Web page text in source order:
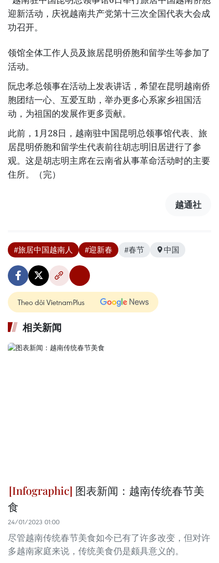
迎新活动，庆祝越南共产党第十三次全国代表大会成
功召开。
领馆全体工作人员及旅居昆明侨胞和留学生等参加了
活动。
阮忠孝总领事在活动上发表讲话，希望在昆明越南侨
胞团结一心、互爱互助，举办更多心系家乡祖国活
动，为祖国的发展作更多贡献。
此前，1月28日，越南驻中国昆明总领事馆代表、旅
居昆明侨胞和留学生代表前往胡志明旧居进行了参
观。这是胡志明主席在云南省从事革命活动时的主要
住所。（完）
越通社
#旅居中国越南人 #迎新春 #春节 中国
Theo dõi VietnamPlus
相关新闻
图表新闻：越南传统春节美
食
24/01/2023 01:00
尽管越南传统春节美食如今已有了许多改变，但对许
多越南家庭来说，传统美食仍是颇具意义的。